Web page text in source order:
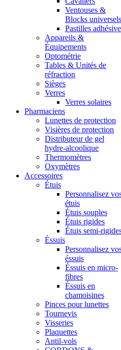
Ventouses &
Blocks universels
Pastilles
Appareils &
Équipements
Optométrie
Tables & Unités de
réfraction
Sièges
Verres
Verres solaires
Pharmaciens
Lunettes de protection
Visières de protection
Distributeur de gel
hydre-alcoolique
Thermomètres
Oxymètres
Accessoires
Étuis
Personnalisez
étuis
Étuis souples
Étuis rigides
Étuis semi-
Éssuis
Personnalisez
éssuis
Éssuis en micro-
fibres
Éssuis en
chamoisines
Pinces pour lunettes
Tournevis
Visseries
Plaquettes
Antil-vols